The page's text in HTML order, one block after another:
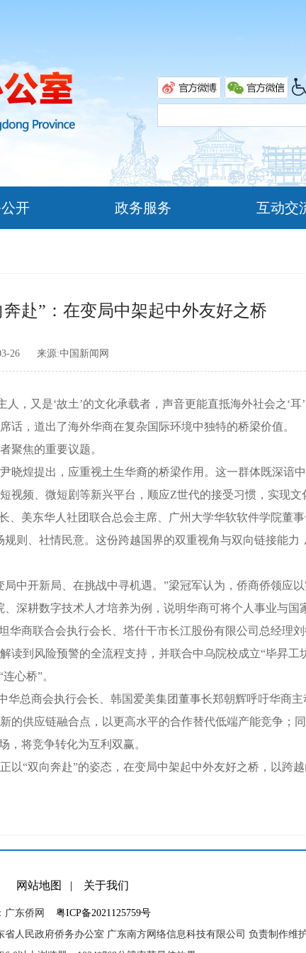
开 政务服务 互动交
赴”：在变局中架起中外友好之桥
26 来源:中国新闻网
又是‘故土’的文化承载者，声音更能直抵海外社会之‘耳
，道出了海外华商在复杂国际环境中独特的桥梁价值。
焦的重要议题。
煌提出，应重视土生华裔的桥梁作用。这一群体既深谙
频、微短剧等新兴平台，顺应Z世代的接受习惯，实现文
美东华人社团联合总会主席、广州大学华软软件学院董事
则、社情民意。这份跨越国界的双重视角与双向链接能力
开新局、在挑战中寻机遇。”梁冠军认为，侨商侨领应以
深耕数字技术人才培养为例，说明华商可将个人事业与国
商联合会执行会长、塔什干市长江股份有限公司总经理刘
到风险预警的全流程支持，并联合中乌院校成立“毕昇工
心桥”。
总商会执行会长、韩国爱美集团董事长郑朝辉呼吁华商主
供应链融合点，以更高水平的合作替代低端产能竞争；
，将竞争转化为互利双赢。
“双向奔赴”的姿态，在变局中架起中外友好之桥，以跨
网站地图 | 关于我们
广东侨网 粤ICP备2021125759号
省人民政府侨务办公室 广东南方网络信息科技有限公司 负责制作维